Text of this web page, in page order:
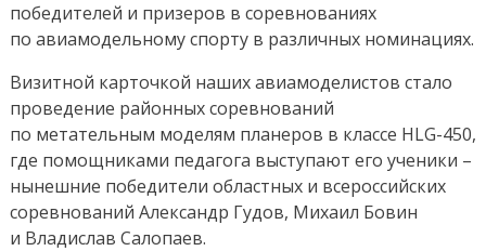
победителей и призеров в соревнованиях
по авиамодельному спорту в различных номинациях.
Визитной карточкой наших авиамоделистов стало
проведение районных соревнований
по метательным моделям планеров в классе HLG-450,
где помощниками педагога выступают его ученики –
нынешние победители областных и всероссийских
соревнований Александр Гудов, Михаил Бовин
и Владислав Салопаев.